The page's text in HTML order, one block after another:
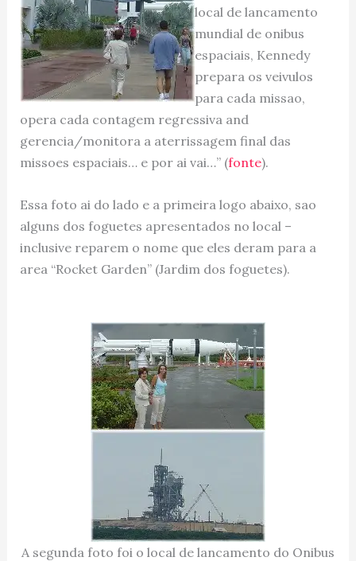
local de lancamento
mundial de onibus
espaciais, Kennedy
prepara os veivulos
para cada missao,
opera cada contagem regressiva and
gerencia/monitora a aterrissagem final das
missoes espaciais… e por ai vai…” (fonte).
Essa foto ai do lado e a primeira logo abaixo, sao
alguns dos foguetes apresentados no local –
inclusive reparem o nome que eles deram para a
area “Rocket Garden” (Jardim dos foguetes).
A segunda foto foi o local de lancamento do Onibus